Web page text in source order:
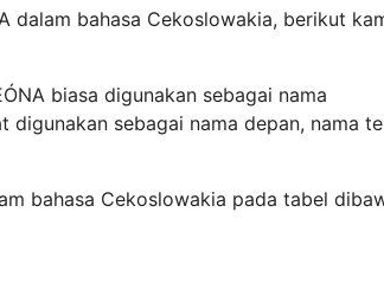
dalam bahasa Cekoslowakia, berikut
biasa digunakan sebagai nama
digunakan sebagai nama depan, nama
bahasa Cekoslowakia pada tabel